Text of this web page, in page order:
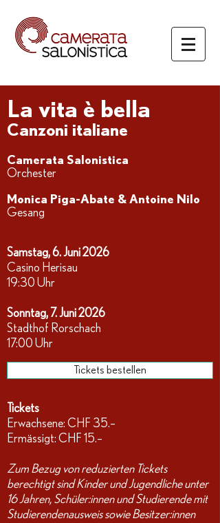
La vita è bella
Canzoni italiane
Camerata Salonistica
Orchester
Monica Piga-Abate & Antoine Nilo
Gesang
Samstag, 6. Juni 2026
Casino Herisau
19:30 Uhr
Sonntag, 7. Juni 2026
Stadthof Rorschach
17:00 Uhr
Tickets bestellen
Tickets
Erwachsene: CHF 35.–
Ermässigt: CHF 15.–
Zum Bezug von reduzierten Tickets
berechtigt sind Kinder und Jugendliche unter
16 Jahren, Schüler:innen und Studierende mit
Studierendenausweis sowie Besitzer:innen